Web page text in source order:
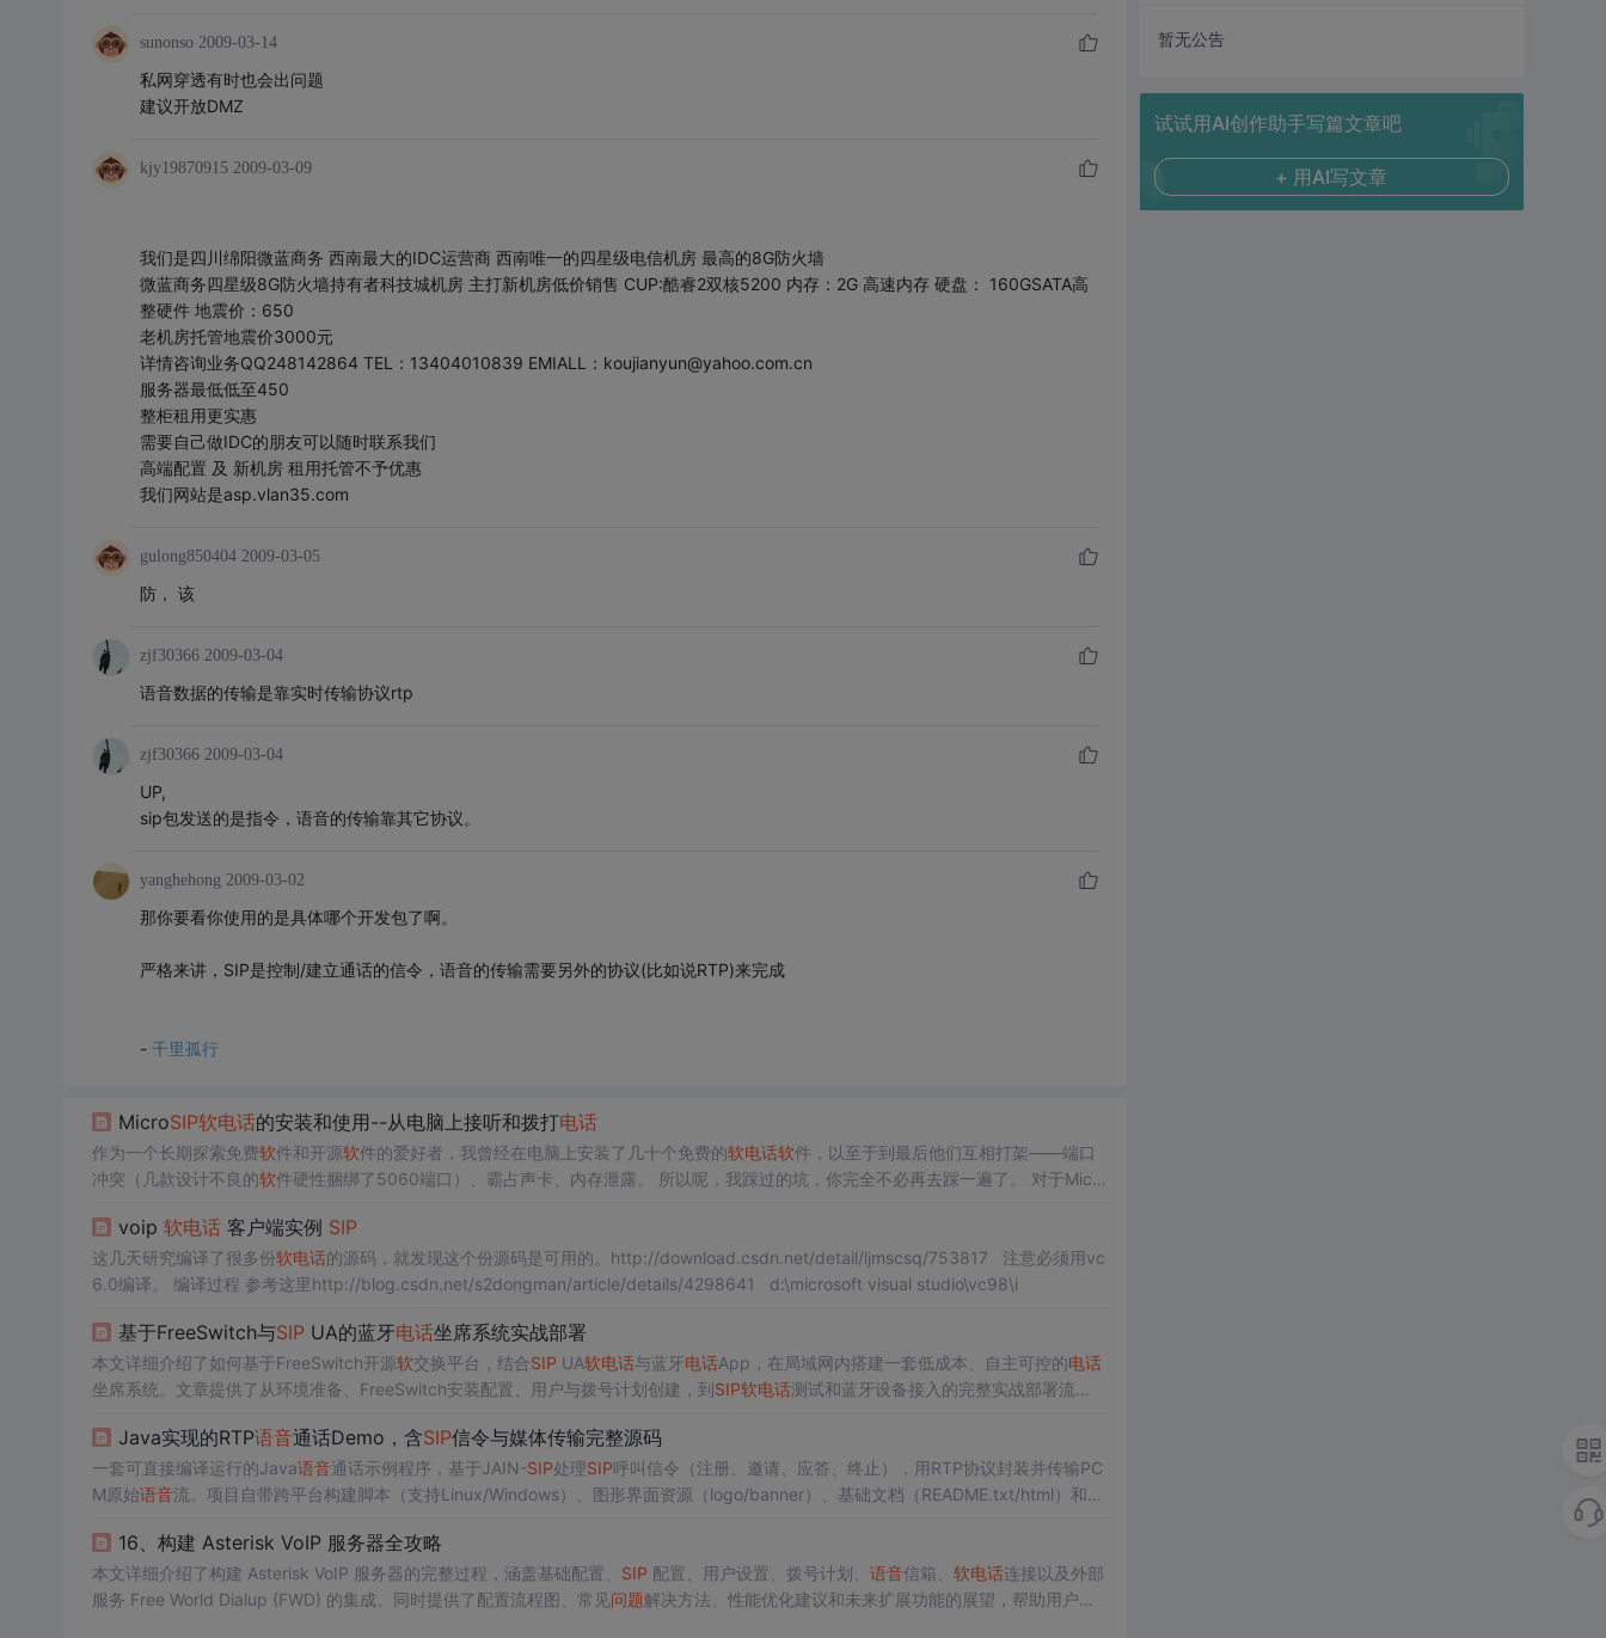
sunonso 2009-03-14
私网穿透有时也会出问题
建议开放DMZ
kjy19870915 2009-03-09
我们是四川绵阳微蓝商务 西南最大的IDC运营商 西南唯一的四星级电信机房 最高的8G防火墙
微蓝商务四星级8G防火墙持有者科技城机房 主打新机房低价销售 CUP:酷睿2双核5200 内存：2G 高速内存 硬盘： 160GSATA高
整硬件 地震价：650
老机房托管地震价3000元
详情咨询业务QQ248142864 TEL：13404010839 EMIALL：koujianyun@yahoo.com.cn
服务器最低低至450
整柜租用更实惠
需要自己做IDC的朋友可以随时联系我们
高端配置 及 新机房 租用托管不予优惠
我们网站是asp.vlan35.com
gulong850404 2009-03-05
防， 该
zjf30366 2009-03-04
语音数据的传输是靠实时传输协议rtp
zjf30366 2009-03-04
UP,
sip包发送的是指令，语音的传输靠其它协议。
yanghehong 2009-03-02
那你要看你使用的是具体哪个开发包了啊。
严格来讲，SIP是控制/建立通话的信令，语音的传输需要另外的协议(比如说RTP)来完成
- 千里孤行
MicroSIP软电话的安装和使用--从电脑上接听和拨打电话
作为一个长期探索免费软件和开源软件的爱好者，我曾经在电脑上安装了几十个免费的软电话软件，以至于到最后他们互相打架——端口
冲突（几款设计不良的软件硬性捆绑了5060端口）、霸占声卡、内存泄露。 所以呢，我踩过的坑，你完全不必再去踩一遍了。 对于Micro
仅支持Windows...
voip 软电话客户端实例 SIP
这几天研究编译了很多份软电话的源码，就发现这个份源码是可用的。http://download.csdn.net/detail/ljmscsq/753817 注意必须用vc
6.0编译。 编译过程 参考这里http://blog.csdn.net/s2dongman/article/details/4298641 d:\microsoft visual studio\vc98\i
基于FreeSwitch与SIP UA的蓝牙电话坐席系统实战部署
本文详细介绍了如何基于FreeSwitch开源软交换平台，结合SIP UA软电话与蓝牙电话App，在局域网内搭建一套低成本、自主可控的电话
坐席系统。文章提供了从环境准备、FreeSwitch安装配置、用户与拨号计划创建，到SIP软电话测试和蓝牙设备接入的完整实战部署流
Java实现的RTP语音通话Demo，含SIP信令与媒体传输完整源码
一套可直接编译运行的Java语音通话示例程序，基于JAIN-SIP处理SIP呼叫信令（注册、邀请、应答、终止），用RTP协议封装并传输PC
M原始语音流。项目自带跨平台构建脚本（支持Linux/Windows）、图形界面资源（logo/banner）、基础文档（README.txt/html）和标
不依赖第三方音视频编解码库， 语音采样率固定为8kHz单声道，通过
16、构建 Asterisk VoIP 服务器全攻略
本文详细介绍了构建 Asterisk VoIP 服务器的完整过程，涵盖基础配置、 SIP 配置、用户设置、拨号计划、 语音信箱、 软电话连接以及外部
服务 Free World Dialup (FWD) 的集成。同时提供了配置流程图、常见问题解决方法、性能优化建议和未来扩展功能的展望，帮助用户快
暂无公告
试试用AI创作助手写篇文章吧
+ 用AI写文章